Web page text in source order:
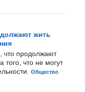
жить
что продолжают
что не могут
Общество